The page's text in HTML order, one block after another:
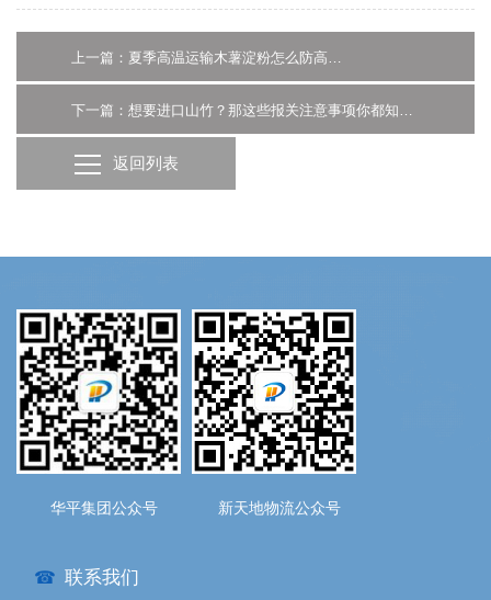
上一篇：夏季高温运输木薯淀粉怎么防高温？广州物流专家给你几点干货建议
下一篇：想要进口山竹？那这些报关注意事项你都知道吗？-广州货代
返回列表
华平集团公众号 新天地物流公众号
☎ 联系我们